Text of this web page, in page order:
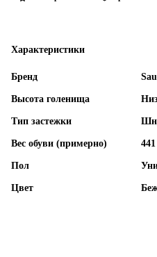
Характеристики
Бренд
Высота голенища
Тип застежки
Вес обуви (примерно) 441
Пол
Цвет